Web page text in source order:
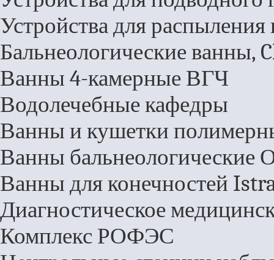
Устройства для распыления
Бальнеологические ванны,
Ванны 4-камерные ВГЧ
Водолечебные кафедры
Ванны и кушетки
Ванны бальнеологические
Ванны для конечностей
Диагностическое
Комплекс РОФЭС